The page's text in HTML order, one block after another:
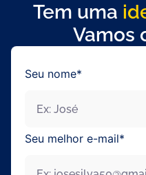
Tem uma
Vamos
Seu nome*
Seu melhor e-mail*